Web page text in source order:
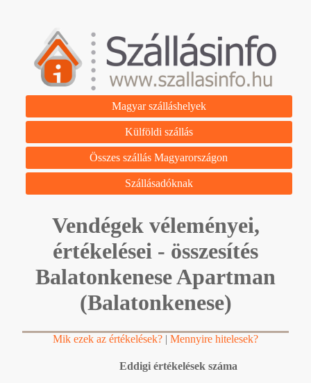
Magyar szálláshelyek
Külföldi szállás
Összes szállás Magyarországon
Szállásadóknak
Vendégek véleményei,
értékelései - összesítés
Balatonkenese Apartman
(Balatonkenese)
Mik ezek az értékelések? | Mennyire hitelesek?
Eddigi értékelések száma